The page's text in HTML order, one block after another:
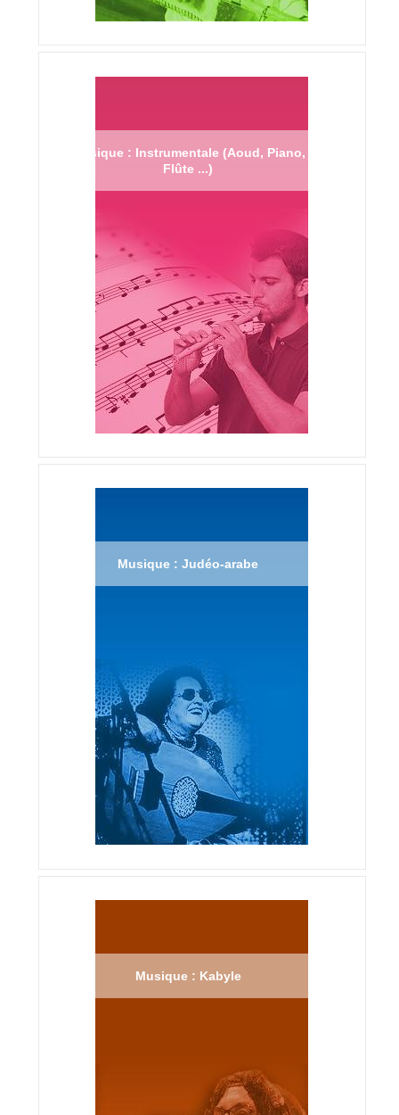
Musique : Instrumentale (Aoud, Piano,
Flûte ...)
Musique : Judéo-arabe
Musique : Kabyle